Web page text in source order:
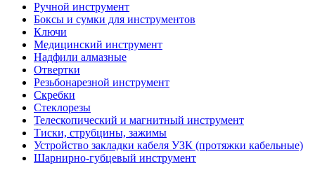
Ручной инструмент
Боксы и сумки для инструментов
Ключи
Медицинский инструмент
Надфили алмазные
Отвертки
Резьбонарезной инструмент
Скребки
Стеклорезы
Телескопический и магнитный инструмент
Тиски, струбцины, зажимы
Устройство закладки кабеля УЗК (протяжки кабельные)
Шарнирно-губцевый инструмент